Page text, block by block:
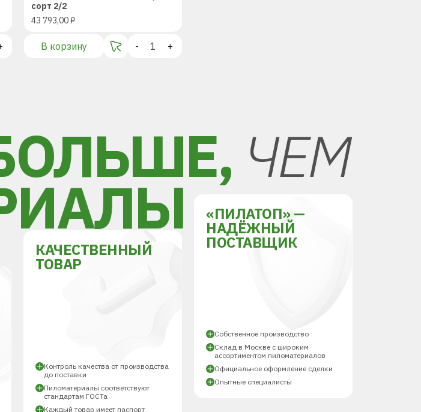
сорт 2/2
43 793,00₽
В корзину - +
ЧЕМ
КАЧЕСТВЕННЫЙ
ТОВАР
Контроль качества от производства
до поставки
Пиломатериалы соответствуют
стандартам ГОСТа
Каждый товар имеет паспорт
«ПИЛАТОП» —
НАДЁЖНЫЙ
ПОСТАВЩИК
Собственное производство
Склад в Москве с широким
ассортиментом пиломатериалов
Официальное оформление сделки
Опытные специалисты